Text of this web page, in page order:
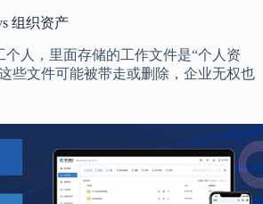
组织资产
人，里面存储的工作文件是“个人资
些文件可能被带走或删除，企业无权也